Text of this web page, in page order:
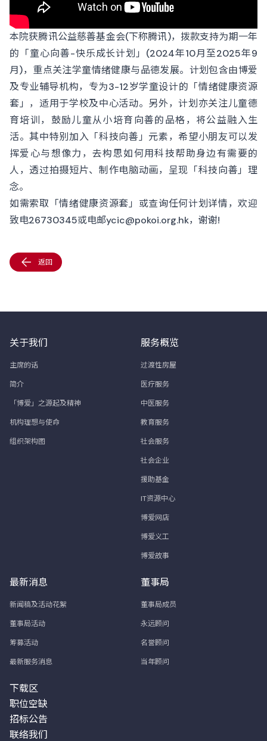
本院获腾讯公益慈善基金会(下称腾讯)，拨款支持为期一年
的「童心向善-快乐成长计划」(2024年10月至2025年9
月)，重点关注学童情绪健康与品德发展。计划包含由博爱
及专业辅导机构，专为3-12岁学童设计的「情绪健康资源
套」，适用于学校及中心活动。另外，计划亦关注儿童德
育培训，鼓励儿童从小培育向善的品格，将公益融入生
活。其中特别加入「科技向善」元素，希望小朋友可以发
挥爱心与想像力，去构思如何用科技帮助身边有需要的
人，透过拍摄短片、制作电脑动画，呈现「科技向善」理
念。
如需索取「情绪健康资源套」或查询任何计划详情，欢迎
致电26730345或电邮ycic@pokoi.org.hk，谢谢!
返回
关于我们
主席的话
简介
「博爱」之源起及精神
机构理想与使命
组织架构图
服务概览
过渡性房屋
医疗服务
中医服务
教育服务
社会服务
社会企业
援助基金
IT资源中心
博爱网店
博爱义工
博爱故事
最新消息
新闻稿及活动花絮
董事局活动
筹募活动
最新服务消息
董事局
董事局成员
永远顾问
名誉顾问
当年顾问
下载区
职位空缺
招标公告
联络我们